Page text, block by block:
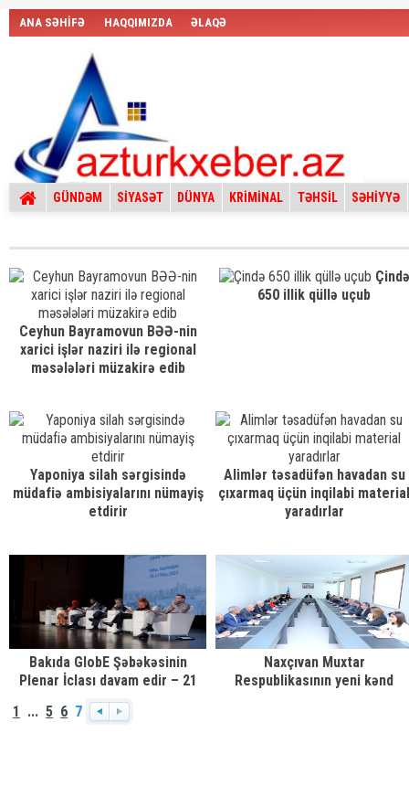
ANA SƏHİFƏ HAQQIMIZDA ƏLAQƏ
GÜNDƏM SİYASƏT DÜNYA KRİMİNAL TƏHSİL SƏHİYYƏ
Ceyhun Bayramovun BƏƏ-nin
xarici işlər naziri ilə regional
məsələləri müzakirə edib
Çində
650 illik qüllə uçub
Yaponiya silah sərgisində
müdafiə ambisiyalarını nümayiş
etdirir
Alimlər təsadüfən havadan su
çıxarmaq üçün inqilabi material
yaradırlar
Bakıda GlobE Şəbəkəsinin
Plenar İclası davam edir – 21
mayda əsas müzakirələr
mərhələsinə keçilib
Naxçıvan Muxtar
Respublikasının yeni kənd
1 ... 5 6 7